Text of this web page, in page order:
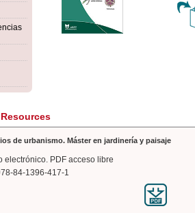
de urbanismo. Máster en jardinería y paisaje
electrónico. PDF acceso libre
84-1396-417-1